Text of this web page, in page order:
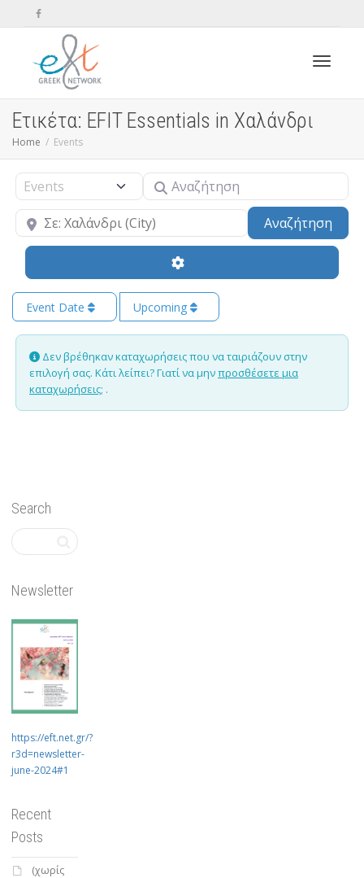
Ετικέτα: EFIT Essentials in Χαλάνδρι
Home Events
Select search type Αναζήτηση
Κοντά Αναζήτηση
Event Date Upcoming
Δεν βρέθηκαν καταχωρήσεις που να ταιριάζουν στην
επιλογή σας. Κάτι λείπει? Γιατί να μηνπροσθέσετε μια
καταχωρήσεις; .
Search
Newsletter
https://eft.net.gr/?
r3d=newsletter-
june-2024#1
Recent
Posts
(χωρίς